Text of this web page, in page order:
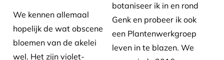
We kennen allemaal
hopelijk de wat obscene
bloemen van de akelei
wel. Het zijn violet-
botaniseer ik in en rond
Genk en probeer ik ook
een Plantenwerkgroep
leven in te blazen. We